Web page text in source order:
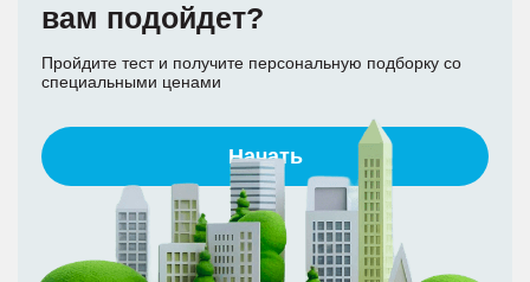
вам подойдет?
Пройдите тест и получите персональную подборку со
специальными ценами
Начать